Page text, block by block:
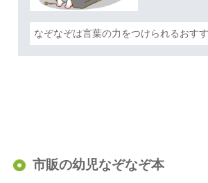
なぞなぞは言葉の力をつけられるおす
市販の幼児なぞなぞ本